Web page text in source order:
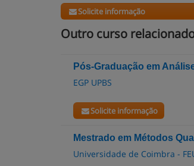
Solicite informação
Outro curso
Pós-Graduação em
EGP UPBS
Solicite informação
Mestrado em Métodos
Universidade de Coimbra -